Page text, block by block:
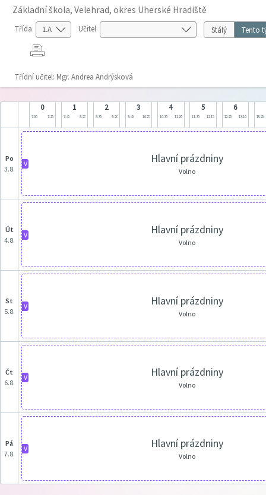
Základní škola, Velehrad, okres Uherské Hradiště
Třída Učitel Stálý Tento
Třídní učitel: Mgr. Andrea Andrýsková
0
7:00 7:20
1
7:40 8:25
2
8:35 9:20
3
9:40 10:25
4
10:35 11:20
5
11:30 12:15
6
12:25 13:10 13:20
po
3.8.
V Hlavní prázdniny
Volno
út
4.8.
V Hlavní prázdniny
Volno
st
5.8.
V Hlavní prázdniny
Volno
čt
6.8.
V Hlavní prázdniny
Volno
pá
7.8.
V Hlavní prázdniny
Volno